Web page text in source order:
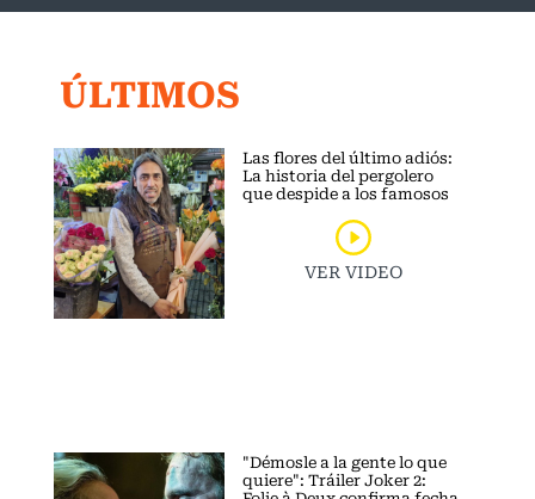
ÚLTIMOS
Las flores del último adiós:
La historia del pergolero
que despide a los famosos
VER VIDEO
"Démosle a la gente lo que
quiere": Tráiler Joker 2: